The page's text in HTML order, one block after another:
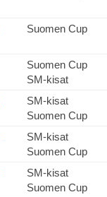
Suomen Cup
Suomen Cup
SM-kisat
SM-kisat
Suomen Cup
SM-kisat
Suomen Cup
SM-kisat
Suomen Cup